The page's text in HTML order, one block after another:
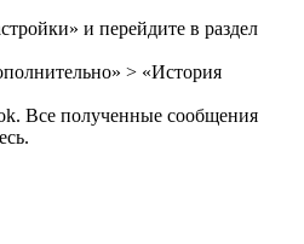
и перейдите в раздел
> «История
Все полученные сообщения